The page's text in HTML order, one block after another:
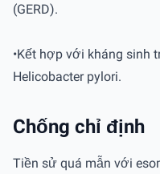
(GERD).
•Kết hợp với kháng sinh
Helicobacter pylori.
Chống chỉ định
Tiền sử quá mẫn với